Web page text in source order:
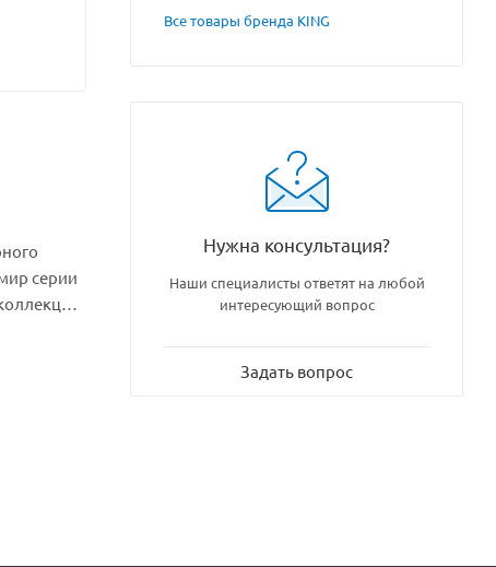
серии
Все товары бренда KING
Нужна консультация?
Наши специалисты ответят на любой
интересующий вопрос
Задать вопрос